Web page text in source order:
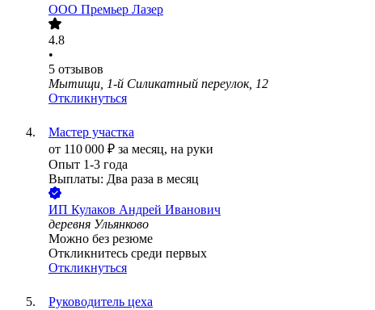
ООО Премьер Лазер
4.8
•
5 отзывов
Мытищи, 1-й Силикатный переулок, 12
Откликнуться
Мастер участка
от 110 000 ₽ за месяц, на руки
Опыт 1-3 года
Выплаты: Два раза в месяц
ИП Кулаков Андрей Иванович
деревня Ульянково
Можно без резюме
Откликнитесь среди первых
Откликнуться
Руководитель цеха